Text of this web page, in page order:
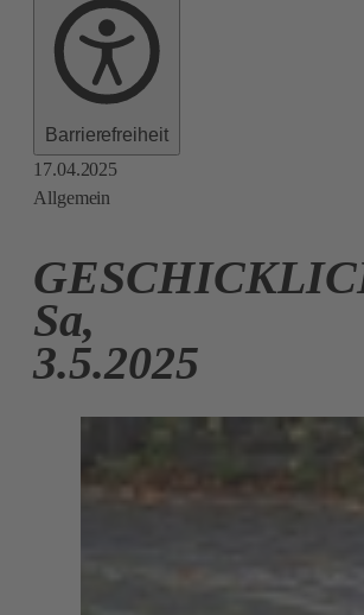
Barrierefreiheit
17.04.2025
Allgemein
Sa,
3.5.2025